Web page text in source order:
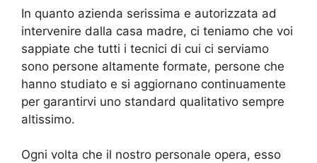
In quanto azienda serissima e autorizzata ad
intervenire dalla casa madre, ci teniamo che voi
sappiate che tutti i tecnici di cui ci serviamo
sono persone altamente formate, persone che
hanno studiato e si aggiornano continuamente
per garantirvi uno standard qualitativo sempre
altissimo.
Ogni volta che il nostro personale opera, esso